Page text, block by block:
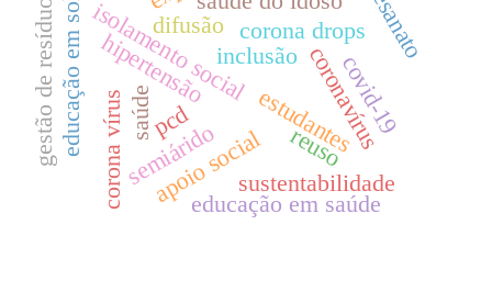
corona vírus
isolamento social
semiárido estudantes
apoio social
educação em solos corona drops
coronavírus
hipertensão covid-19
saúde
reuso
sustentabilidade
educação em saúde
inclusão
pcd
difusão
gestão de resíduos